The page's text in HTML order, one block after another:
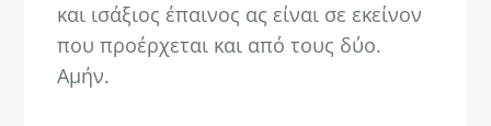
και ισάξιος έπαινος ας είναι σε εκείνον
που προέρχεται και από τους δύο.
Αμήν.